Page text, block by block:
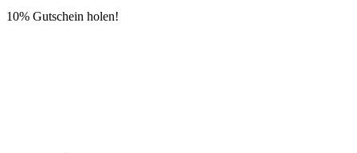
10% Gutschein holen!